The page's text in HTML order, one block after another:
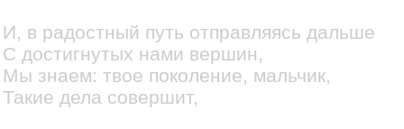
И, в радостный путь отправляясь дальше
С достигнутых нами вершин,
Мы знаем: твое поколение, мальчик,
Такие дела совершит,